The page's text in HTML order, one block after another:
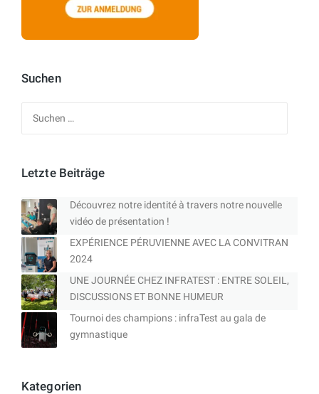
Suchen
Letzte Beiträge
Découvrez notre identité à travers notre nouvelle
vidéo de présentation !
EXPÉRIENCE PÉRUVIENNE AVEC LA CONVITRAN
2024
UNE JOURNÉE CHEZ INFRATEST : ENTRE SOLEIL,
DISCUSSIONS ET BONNE HUMEUR
Tournoi des champions : infraTest au gala de
gymnastique
Kategorien